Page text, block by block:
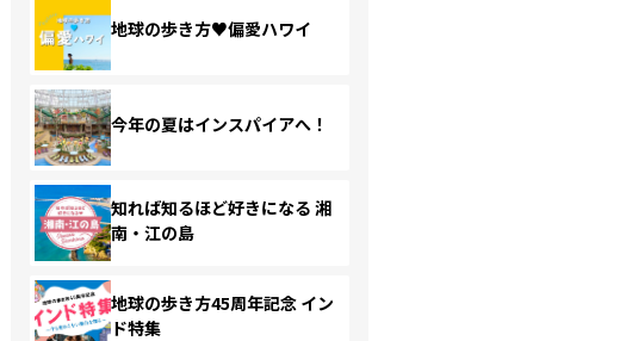
地球の歩き方♥偏愛ハワイ
今年の夏はインスパイアへ！
知れば知るほど好きになる 湘
南・江の島
地球の歩き方45周年記念 イン
ド特集